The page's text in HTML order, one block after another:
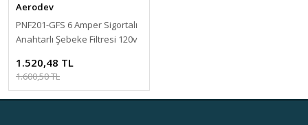
Aerodev
PNF201-GFS 6 Amper Sigortalı
Anahtarlı Şebeke Filtresi 120v
1.520,48 TL
1.600,50 TL